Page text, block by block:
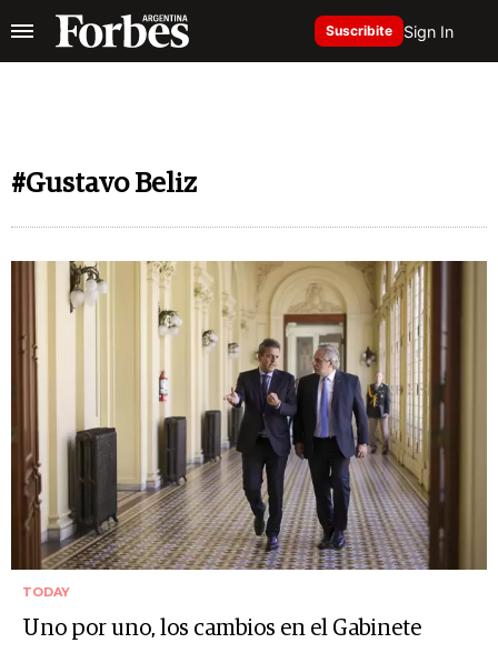
Suscribite Sign In
#Gustavo Beliz
TODAY
Uno por uno, los cambios en el Gabinete